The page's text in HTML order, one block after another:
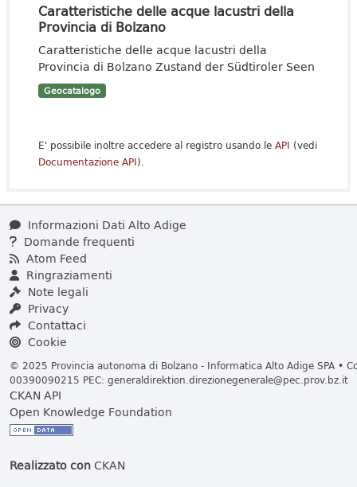
Caratteristiche delle acque lacustri della
Provincia di Bolzano
Caratteristiche delle acque lacustri della
Provincia di Bolzano Zustand der Südtiroler Seen
Geocatalogo
E' possibile inoltre accedere al registro usando le API (vedi
Documentazione API).
Informazioni Dati Alto Adige
Domande frequenti
Atom Feed
Ringraziamenti
Note legali
Privacy
Contattaci
Cookie
© 2025 Provincia autonoma di Bolzano - Informatica Alto Adige SPA •
00390090215 PEC: generaldirektion.direzionegenerale@pec.prov.bz.it
CKAN API
Open Knowledge Foundation
Realizzato conCKAN